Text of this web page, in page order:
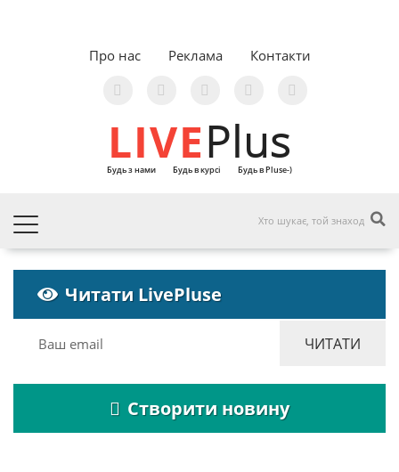
Про нас Реклама Контакти
LIVEPlus
Будь з нами Будь в курсі Будь в Pluse-)
Читати LivePluse
Створити новину